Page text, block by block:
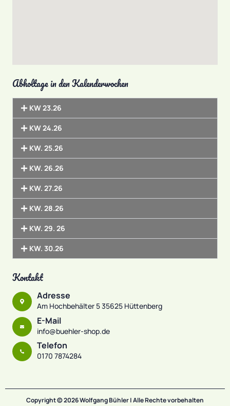
Abholtage in den Kalenderwochen
KW 23.26
KW 24.26
KW. 25.26
KW. 26.26
KW. 27.26
KW. 28.26
KW. 29. 26
KW. 30.26
Kontakt
Adresse
Am Hochbehälter 5 35625 Hüttenberg
E-Mail
info@buehler-shop.de
Telefon
0170 7874284
Copyright © 2026 Wolfgang Bühler | Alle Rechte vorbehalten